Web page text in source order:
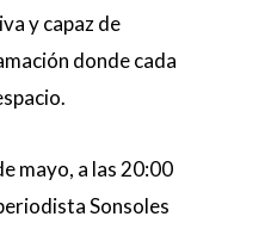
y capaz de
donde cada
mayo, a las 20:00
Sonsoles